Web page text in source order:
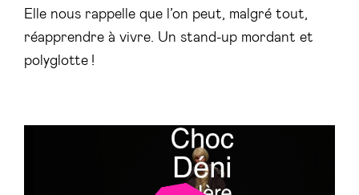
Elle nous rappelle que l’on peut, malgré tout,
réapprendre à vivre. Un stand-up mordant et
polyglotte !